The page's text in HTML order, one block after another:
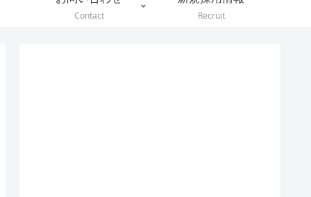
Contact
Recruit